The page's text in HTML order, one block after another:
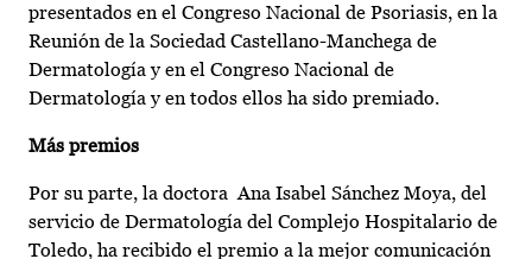
presentados en el Congreso Nacional de Psoriasis, en la
Reunión de la Sociedad Castellano-Manchega de
Dermatología y en el Congreso Nacional de
Dermatología y en todos ellos ha sido premiado.
Más premios
Por su parte, la doctora Ana Isabel Sánchez Moya, del
servicio de Dermatología del Complejo Hospitalario de
Toledo, ha recibido el premio a la mejor comunicación